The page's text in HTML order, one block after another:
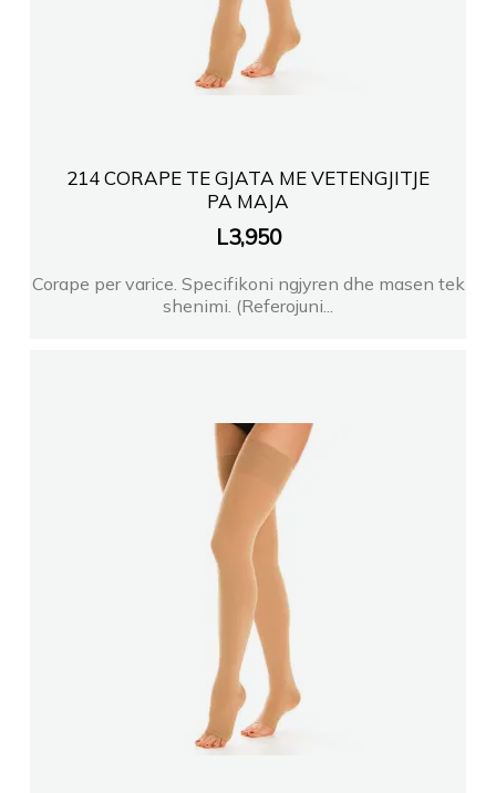
214 CORAPE TE GJATA ME VETENGJITJE
PA MAJA
L3,950
Corape per varice. Specifikoni ngjyren dhe masen tek
shenimi. (Referojuni...